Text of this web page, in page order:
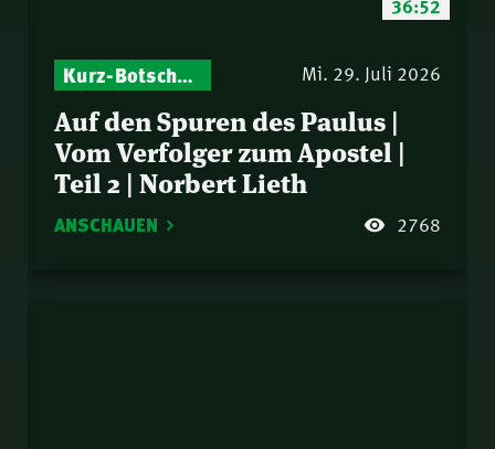
36:52
Kurz-Botschaften – Biblische Impulse mit Zukunft im Blick Mi. 29. Juli 2026
Auf den Spuren des Paulus |
Vom Verfolger zum Apostel |
Teil 2 | Norbert Lieth
ANSCHAUEN 2768